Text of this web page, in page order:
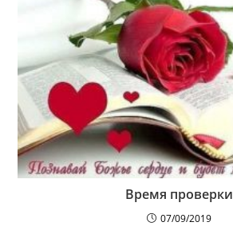
Время проверки
07/09/2019